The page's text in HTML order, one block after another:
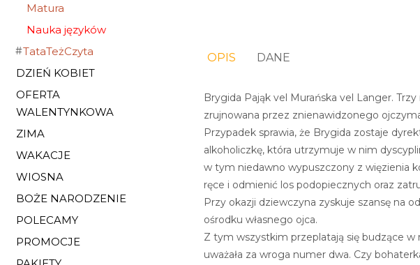
Matura
Nauka języków
TataTeżCzyta
DZIEŃ KOBIET
OFERTA
WALENTYNKOWA
ZIMA
WAKACJE
WIOSNA
BOŻE NARODZENIE
POLECAMY
PROMOCJE
OPIS DANE
Brygida Pająk vel Murańska vel Langer.
zrujnowana przez znienawidzonego
Przypadek sprawia, że Brygida zostaje
alkoholiczkę, która utrzymuje w nim
w tym niedawno wypuszczony z więzienia
ręce i odmienić los podopiecznych oraz
Przy okazji dziewczyna zyskuje szansę na
ośrodku własnego ojca.
Z tym wszystkim przeplatają się budzące w
uważała za wroga numer dwa. Czy